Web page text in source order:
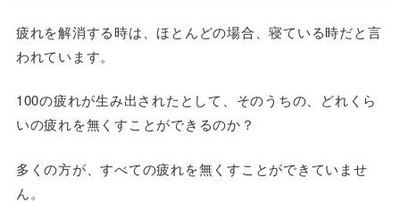
疲れを解消する時は、ほとんどの場合、寝ている時だと言
われています。
100の疲れが生み出されたとして、そのうちの、どれくら
いの疲れを無くすことができるのか？
多くの方が、すべての疲れを無くすことができていませ
ん。